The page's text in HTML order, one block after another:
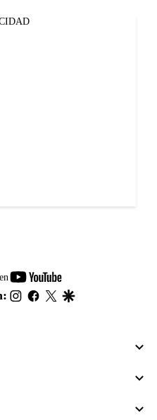
youtube-
footer
instagram
facebook
twitter